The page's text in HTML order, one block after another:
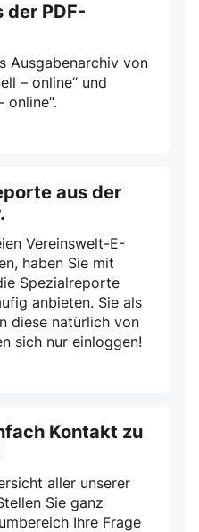
der PDF-
Ausgabenarchiv von
– online“ und
online“.
aus der
Vereinswelt-E-
haben Sie mit
Spezialreporte
anbieten. Sie als
diese natürlich von
sich nur einloggen!
Kontakt zu
aller unserer
Sie ganz
Ihre Frage